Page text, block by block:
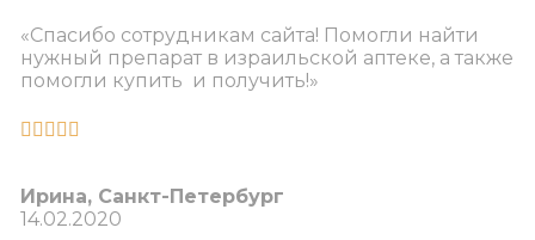
«Спасибо сотрудникам сайта! Помогли найти
нужный препарат в израильской аптеке, а также
помогли купить и получить!»
    
Ирина, Санкт-Петербург​
14.02.2020